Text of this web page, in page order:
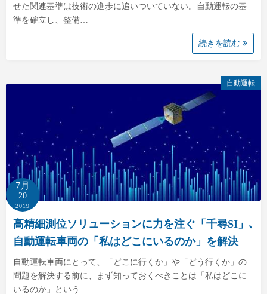
せた関連基準は技術の進歩に追いついていない。自動運転の基
準を確立し、整備…
続きを読む
自動運転
7月
20
2019
高精細測位ソリューションに力を注ぐ「千尋SI」､
自動運転車両の「私はどこにいるのか」を解決
自動運転車両にとって、「どこに行くか」や「どう行くか」の
問題を解決する前に、まず知っておくべきことは「私はどこに
いるのか」という…